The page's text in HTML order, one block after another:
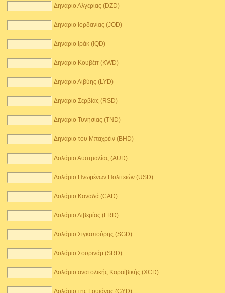
Δηνάριο Αλγερίας (DZD)
Δηνάριο Ιορδανίας (JOD)
Δηνάριο Ιράκ (IQD)
Δηνάριο Κουβέιτ (KWD)
Δηνάριο Λιβύης (LYD)
Δηνάριο Σερβίας (RSD)
Δηνάριο Τυνησίας (TND)
Δηνάριο του Μπαχρέιν (BHD)
Δολάριο Αυστραλίας (AUD)
Δολάριο Ηνωμένων Πολιτειών (USD)
Δολάριο Καναδά (CAD)
Δολάριο Λιβερίας (LRD)
Δολάριο Σιγκαπούρης (SGD)
Δολάριο Σουρινάμ (SRD)
Δολάριο ανατολικής Καραϊβικής (XCD)